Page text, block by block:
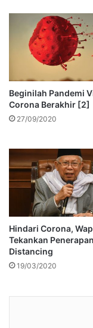
Beginilah Pandemi
Corona Berakhir [2]
27/09/2020
Hindari Corona,
Tekankan
Distancing
19/03/2020